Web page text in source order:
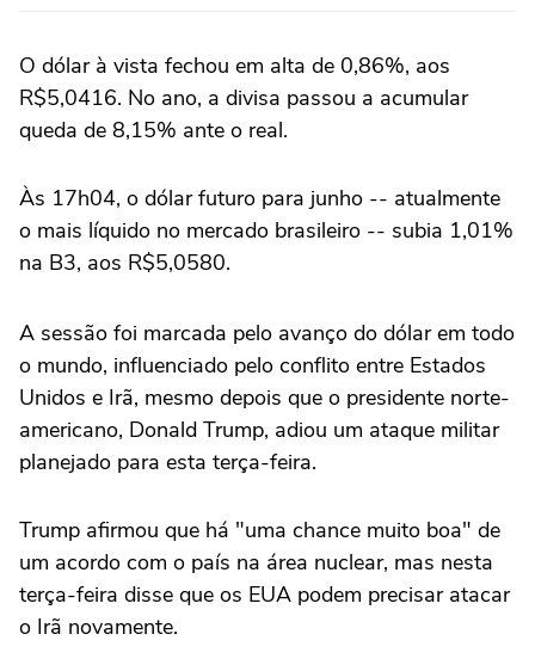
O dólar à vista fechou em alta de 0,86%, aos
R$5,0416. No ano, a divisa passou ⁠a acumular
queda de 8,15% ante o real.
Às 17h04, o dólar futuro para junho -- atualmente
o mais líquido no mercado brasileiro -- ‌subia 1,01%
na B3, aos R$5,0580.
A sessão foi marcada pelo avanço do dólar em todo
o mundo, influenciado pelo conflito entre Estados
Unidos e Irã, mesmo depois que o presidente norte-
americano, Donald Trump, adiou um ataque militar
planejado para ‌esta terça-feira.
Trump afirmou que há "uma chance muito boa" de
um acordo com ‌o país na área nuclear, mas nesta
terça-feira disse que os EUA podem precisar atacar
o Irã novamente.